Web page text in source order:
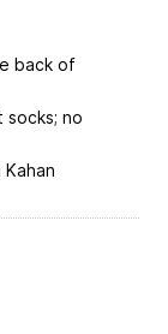
back of
no